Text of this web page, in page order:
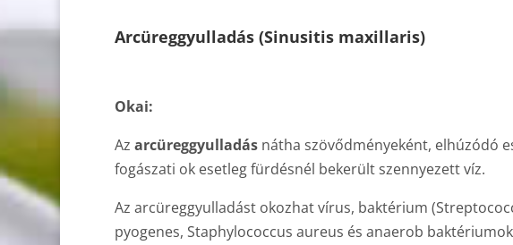
Arcüreggyulladás (Sinusitis maxillaris)
Okai:
Az arcüreggyulladásnátha szövődményeként, elhúzódó
fogászati ok esetleg fürdésnél bekerült szennyezett víz.
Az arcüreggyulladást okozhat vírus, baktérium
pyogenes, Staphylococcus aureus és anaerob